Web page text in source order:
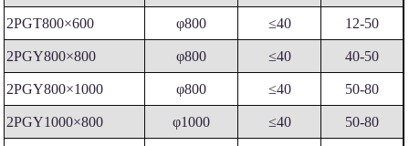
2PGT800×600 φ800 ≤40 12-50
2PGY800×800 φ800 ≤40 40-50
2PGY800×1000 φ800 ≤40 50-80
2PGY1000×800 φ1000 ≤40 50-80